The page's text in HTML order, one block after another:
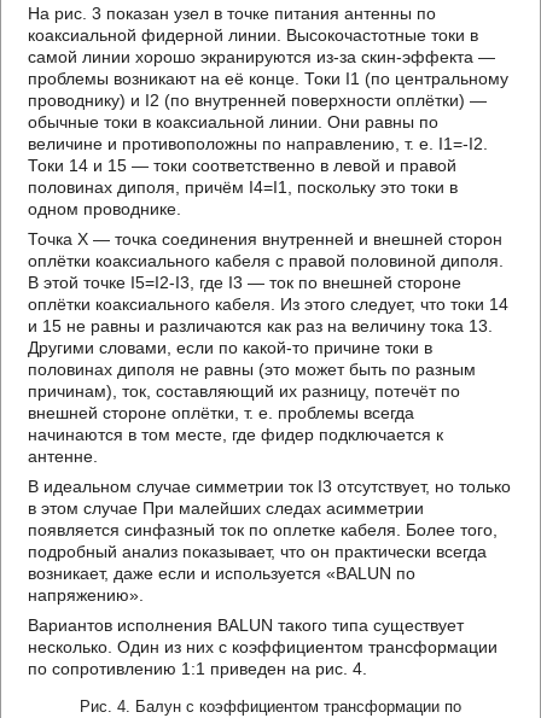
На рис. 3 показан узел в точке питания антенны по
коаксиальной фидерной линии. Высокочастотные токи в
самой линии хорошо экранируются из-за скин-эффекта —
проблемы возникают на её конце. Токи I1 (по центральному
проводнику) и I2 (по внутренней поверхности оплётки) —
обычные токи в коаксиальной линии. Они равны по
величине и противоположны по направлению, т. е. I1=-I2.
Токи 14 и 15 — токи соответственно в левой и правой
половинах диполя, причём I4=I1, поскольку это токи в
одном проводнике.
Точка X — точка соединения внутренней и внешней сторон
оплётки коаксиального кабеля с правой половиной диполя.
В этой точке I5=I2-I3, где I3 — ток по внешней стороне
оплётки коаксиального кабеля. Из этого следует, что токи 14
и 15 не равны и различаются как раз на величину тока 13.
Другими словами, если по какой-то причине токи в
половинах диполя не равны (это может быть по разным
причинам), ток, составляющий их разницу, потечёт по
внешней стороне оплётки, т. е. проблемы всегда
начинаются в том месте, где фидер подключается к
антенне.
В идеальном случае симметрии ток I3 отсутствует, но только
в этом случае При малейших следах асимметрии
появляется синфазный ток по оплетке кабеля. Более того,
подробный анализ показывает, что он практически всегда
возникает, даже если и используется «BALUN по
напряжению».
Вариантов исполнения BALUN такого типа существует
несколько. Один из них с коэффициентом трансформации
по сопротивлению 1:1 приведен на рис. 4.
Рис. 4. Балун с коэффициентом трансформации по